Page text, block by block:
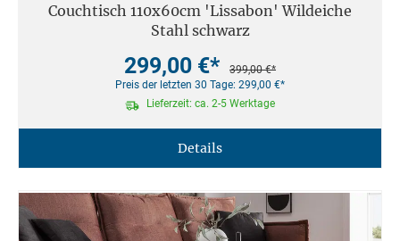
Couchtisch 110x60cm 'Lissabon' Wildeiche
Stahl schwarz
299,00 €*
399,00 €*
Preis der letzten 30 Tage: 299,00 €*
Lieferzeit: ca. 2-5 Werktage
Details